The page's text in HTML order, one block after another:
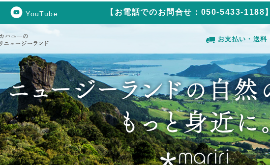
YouTube 【お電話でのお問合せ：050-5433-1188】
お支払い・送料